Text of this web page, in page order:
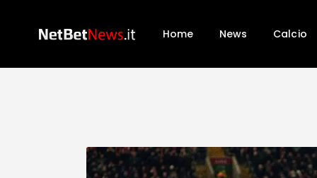
Home News Calcio